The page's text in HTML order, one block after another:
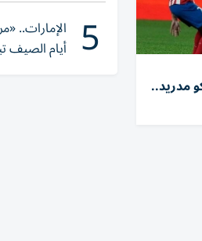
مدريد..
5 الإمارات..
أيام الصيف تبدأ 11